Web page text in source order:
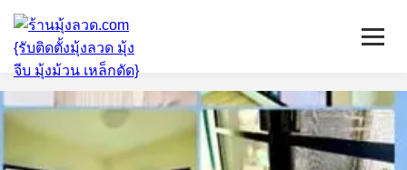
หน้าแรก
มุ้งลวดจีบ
เหล็กดัด